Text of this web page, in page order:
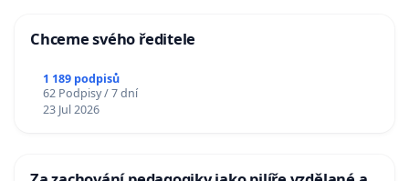
Chceme svého ředitele
1 189 podpisů
62 Podpisy / 7 dní
23 Jul 2026